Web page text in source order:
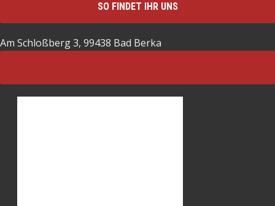
SO FINDET IHR UNS
Am Schloßberg 3, 99438 Bad Berka